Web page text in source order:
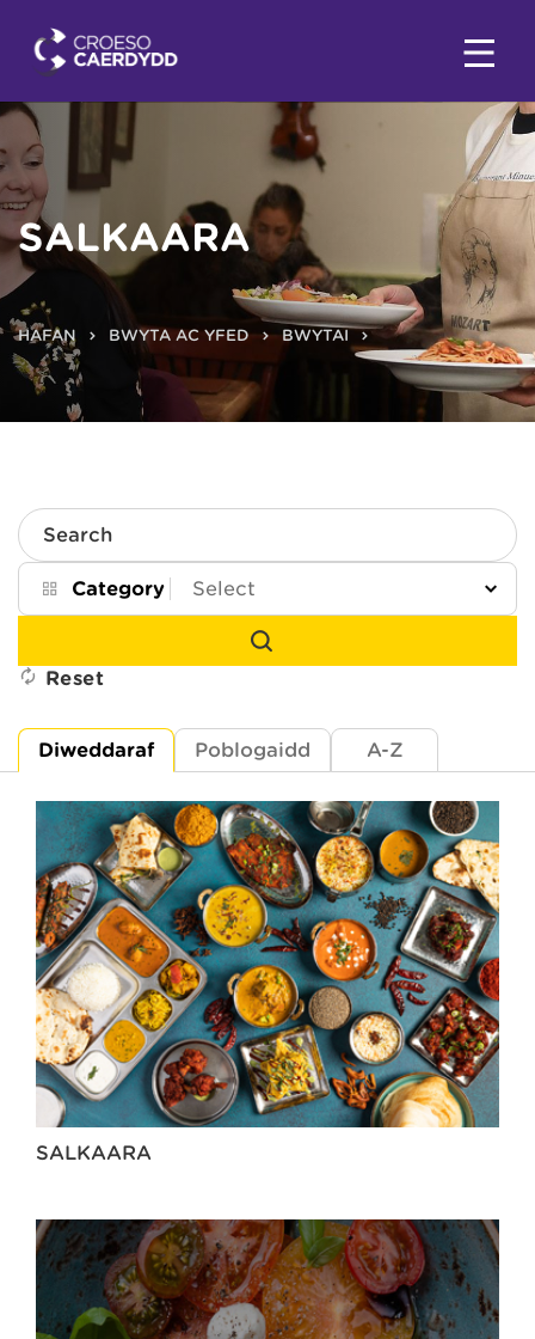
SALKAARA
HAFAN BWYTA AC YFED BWYTAI
Search
Category
Reset
Diweddaraf Poblogaidd A-Z
SALKAARA